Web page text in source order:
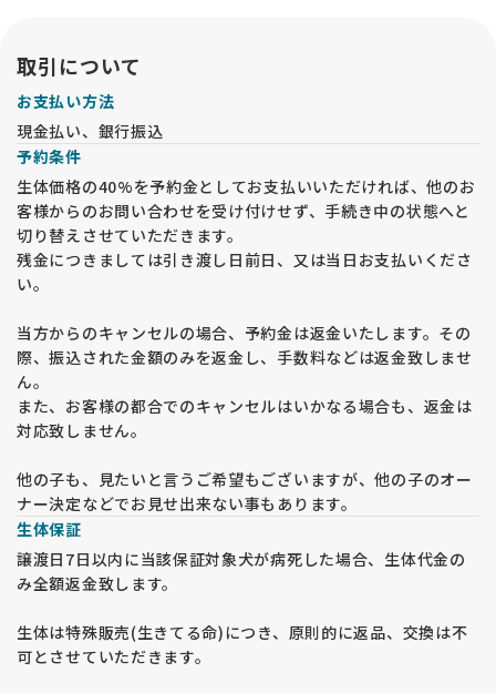
取引について
お支払い方法
現金払い、銀行振込
予約条件
生体価格の40%を予約金としてお支払いいただければ、他のお
客様からのお問い合わせを受け付けせず、手続き中の状態へと
切り替えさせていただきます。
残金につきましては引き渡し日前日、又は当日お支払いくださ
い。
当方からのキャンセルの場合、予約金は返金いたします。その
際、振込された金額のみを返金し、手数料などは返金致しませ
ん。
また、お客様の都合でのキャンセルはいかなる場合も、返金は
対応致しません。
他の子も、見たいと言うご希望もございますが、他の子のオー
ナー決定などでお見せ出来ない事もあります。
生体保証
譲渡日7日以内に当該保証対象犬が病死した場合、生体代金の
み全額返金致します。
生体は特殊販売(生きてる命)につき、原則的に返品、交換は不
可とさせていただきます。